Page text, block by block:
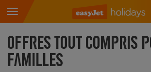
Offres tout compris
familles